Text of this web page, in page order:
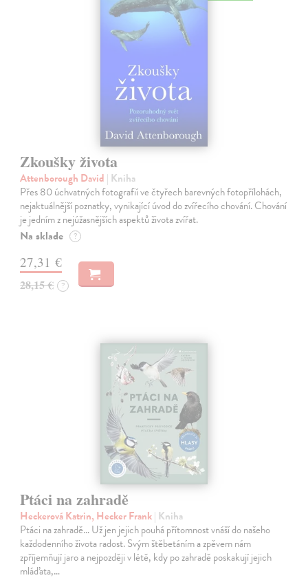
Zkoušky života
Attenborough David | Kniha
Přes 80 úchvatných fotografií ve čtyřech barevných fotopřílohách,
nejaktuálnější poznatky, vynikající úvod do zvířecího chování. Chování
je jedním z nejúžasnějších aspektů života zvířat.
Na sklade ?
27,31 €
28,15 € ?
Ptáci na zahradě
Heckerová Katrin, Hecker Frank| Kniha
Ptáci na zahradě… Už jen jejich pouhá přítomnost vnáší do našeho
každodenního života radost. Svým štěbetáním a zpěvem nám
zpříjemňují jaro a nejpozději v létě, kdy po zahradě poskakují jejich
mláďata,…